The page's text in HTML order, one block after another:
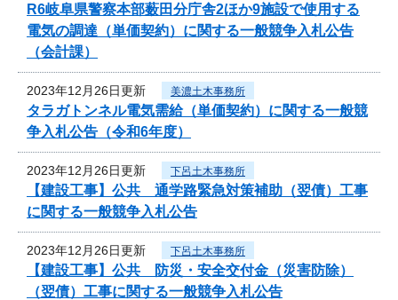
R6岐阜県警察本部薮田分庁舎2ほか9施設で使用する
電気の調達（単価契約）に関する一般競争入札公告
（会計課）
2023年12月26日更新 美濃土木事務所
タラガトンネル電気需給（単価契約）に関する一般競
争入札公告（令和6年度）
2023年12月26日更新 下呂土木事務所
【建設工事】公共 通学路緊急対策補助（翌債）工事
に関する一般競争入札公告
2023年12月26日更新 下呂土木事務所
【建設工事】公共 防災・安全交付金（災害防除）
（翌債）工事に関する一般競争入札公告